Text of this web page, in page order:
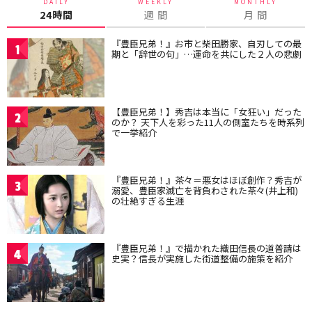
24時間 週 間 月 間
1 『豊臣兄弟！』お市と柴田勝家、自刃しての最
期と「辞世の句」…運命を共にした２人の悲劇
2 【豊臣兄弟！】秀吉は本当に「女狂い」だった
のか？ 天下人を彩った11人の側室たちを時系列
で一挙紹介
3 『豊臣兄弟！』茶々＝悪女はほぼ創作？秀吉が
溺愛、豊臣家滅亡を背負わされた茶々(井上和)
の壮絶すぎる生涯
4 『豊臣兄弟！』で描かれた織田信長の道普請は
史実？信長が実施した街道整備の施策を紹介